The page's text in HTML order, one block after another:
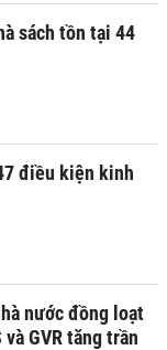
sách tồn tại 44
điều kiện kinh
nước đồng loạt
GVR tăng trần